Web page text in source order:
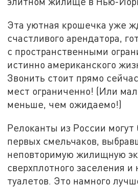
Эта уютная крошечка уже
счастливого арендатора,
с пространственными
истинно американского
Звонить стоит прямо
мест ограниченно! (Или
меньше, чем ожидаемо!)
Релоканты из России
первых смельчаков,
неповторимую жилищную
сверхплотного заселения
туалетов. Это намного